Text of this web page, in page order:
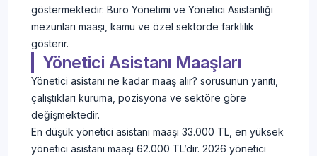
göstermektedir. Büro Yönetimi ve Yönetici Asistanlığı
mezunları maaşı, kamu ve özel sektörde farklılık
gösterir.
Yönetici Asistanı Maaşları
Yönetici asistanı ne kadar maaş alır? sorusunun yanıtı,
çalıştıkları kuruma, pozisyona ve sektöre göre
değişmektedir.
En düşük yönetici asistanı maaşı 33.000 TL, en yüksek
yönetici asistanı maaşı 62.000 TL’dir. 2026 yönetici